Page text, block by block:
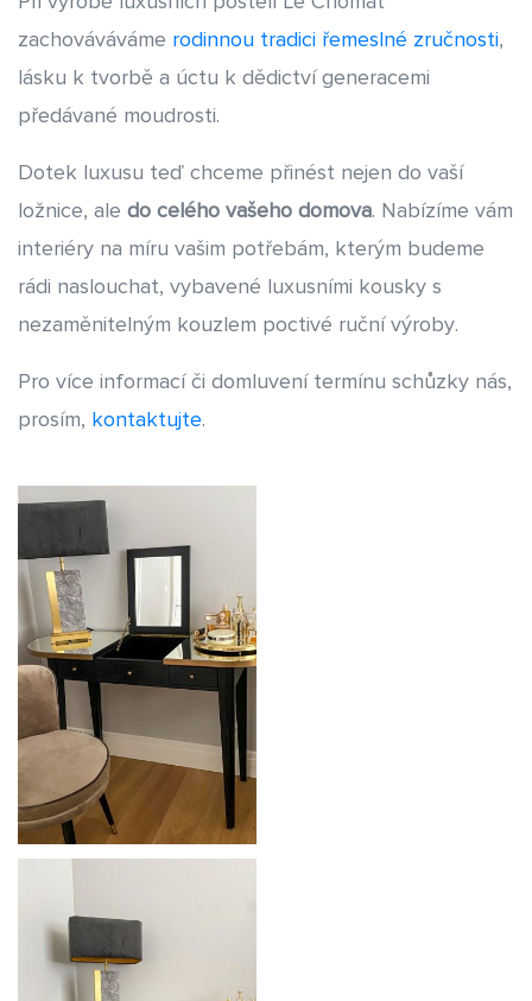
zachováváváme rodinnou tradici řemeslné zručnosti,
lásku k tvorbě a úctu k dědictví generacemi
předávané moudrosti.
Dotek luxusu teď chceme přinést nejen do vaší
ložnice, ale do celého vašeho domova. Nabízíme vám
interiéry na míru vašim potřebám, kterým budeme
rádi naslouchat, vybavené luxusními kousky s
nezaměnitelným kouzlem poctivé ruční výroby.
Pro více informací či domluvení termínu schůzky nás,
prosím, kontaktujte.
při výběru použitých materiálů a při truhlářských i čalounických
pracích je pro Vás zárukou té nejvyšší kvality. Podle našeho
názoru však dokonalost v zručném provedení ještě více vynikne,
obohatit i Vás o pocit spokojenosti a pohodlí. Věříme, že se
stanou Vaší soukromou investicí do toho největšího luxusu –
kvalitního a zdravého spánku.